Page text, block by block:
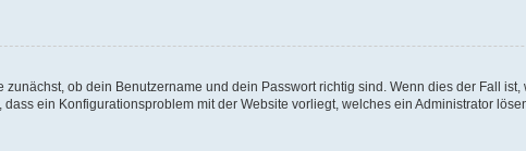
zunächst, ob dein Benutzername und dein Passwort richtig sind. Wenn dies der Fall
ein Konfigurationsproblem mit der Website vorliegt, welches ein Administrator